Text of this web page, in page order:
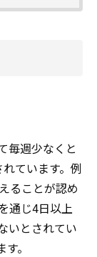
毎週少なくと
ています。例
ることが認め
通じ4日以上
いとされてい
。